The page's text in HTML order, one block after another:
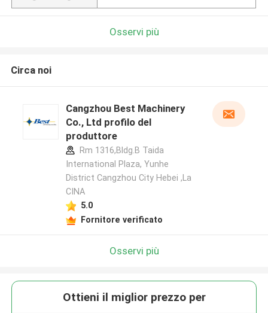
Osservi più
Circa noi
Cangzhou Best Machinery
Co., Ltd profilo del
produttore
Rm 1316,Bldg.B Taida
International Plaza, Yunhe
District Cangzhou City Hebei ,La
CINA
5.0
Fornitore verificato
Osservi più
Ottieni il miglior prezzo per